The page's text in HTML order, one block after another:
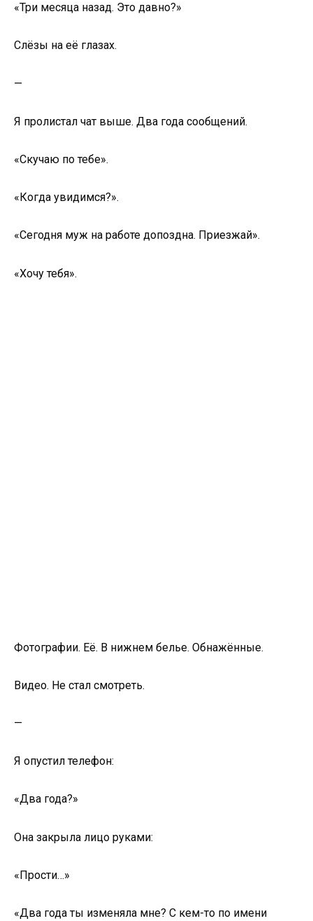
«Три месяца назад. Это давно?»
Слёзы на её глазах.
—
Я пролистал чат выше. Два года сообщений.
«Скучаю по тебе».
«Когда увидимся?».
«Сегодня муж на работе допоздна. Приезжай».
«Хочу тебя».
Фотографии. Её. В нижнем белье. Обнажённые.
Видео. Не стал смотреть.
—
Я опустил телефон:
«Два года?»
Она закрыла лицо руками:
«Прости…»
«Два года ты изменяла мне? С кем-то по имени